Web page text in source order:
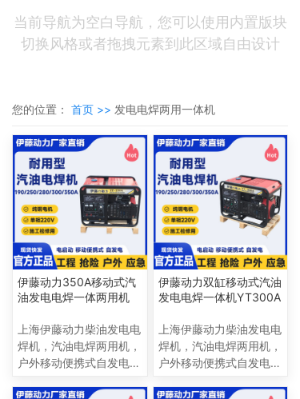
当前导航为空白导航，您可以使用内置版块
切换风格或者拖拽元素到此区域自由设计
您的位置： 首页 >> 发电电焊两用一体机
伊藤动力350A移动式汽
油发电电焊一体两用机
上海伊藤动力柴油发电电
焊机，汽油电焊两用机，
户外移动便携式自发电电
280A 300A 350A 400A
伊藤动力双缸移动式汽油
发电电焊一体机YT300A
上海伊藤动力柴油发电电
焊机，汽油电焊两用机，
户外移动便携式自发电电
280A 300A 350A 400A